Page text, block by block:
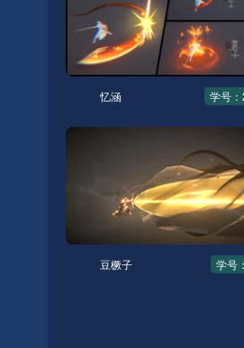
忆涵 学号
豆橛子 学号